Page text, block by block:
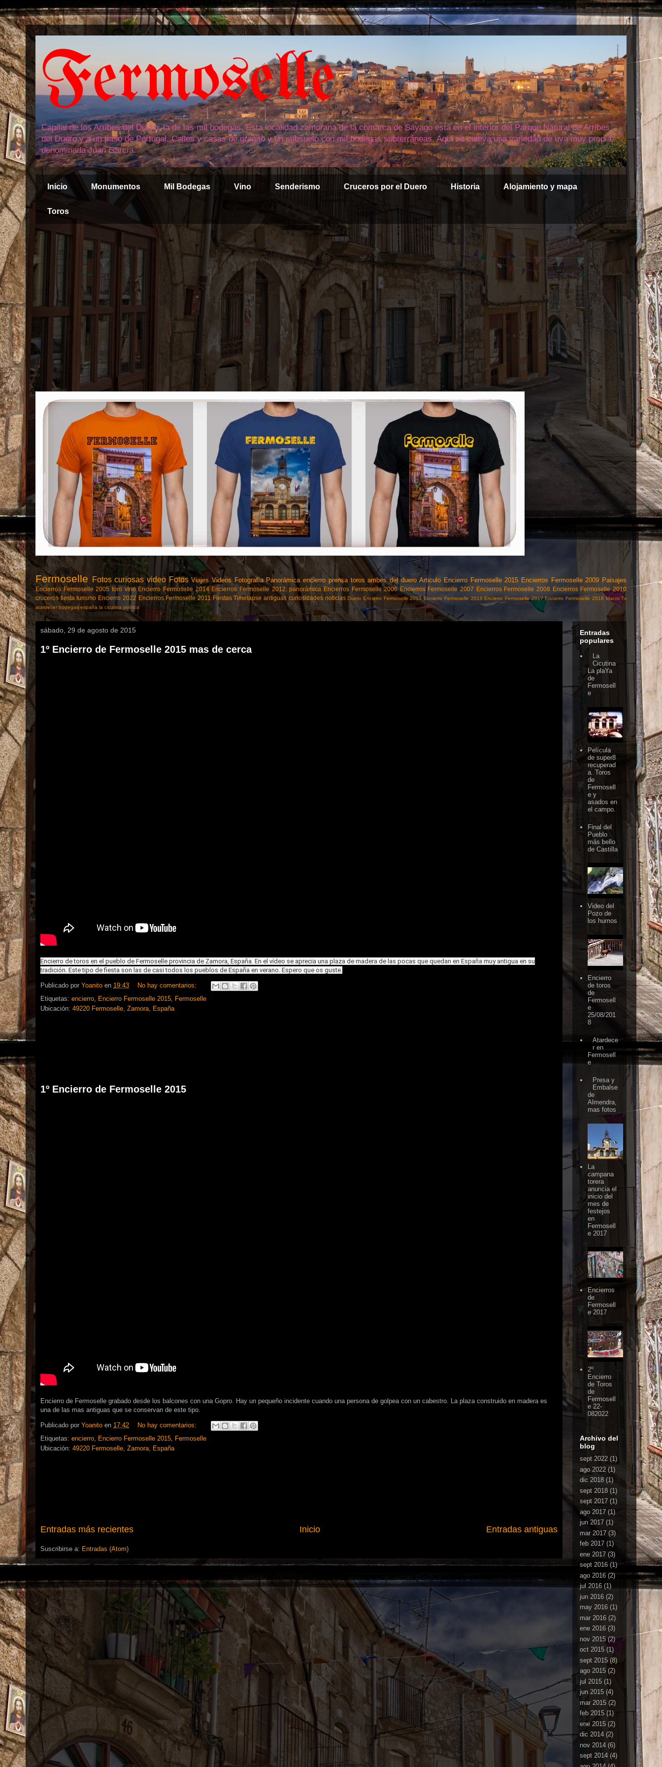
Fermoselle
Capital de los Arribes del Duero: la de las mil bodegas. Esta localidad zamorana de la comarca de Sayago está en el interior del Parque Natural de Arribes
del Duero y a un paso de Portugal. Calles y casas de granito y un subsuelo con mil bodegas subterráneas. Aquí se cultiva una variedad de uva muy propia,
denominada Juan García.
Inicio Monumentos Mil Bodegas Vino Senderismo Cruceros por el Duero Historia Alojamiento y mapa
Toros
Fermoselle Fotos curiosas video Fotos Viajes Videos Fotografía Panorámica encierro prensa toros arribes del duero Articulo Encierro Fermoselle 2015 Encierros Fermoselle 2009 Paisajes
Encierros Fermoselle 2005 toro vino Encierro Fermoselle 2014 Encierros Fermoselle 2012. panorámica Encierros Fermoselle 2006 Encierros Fermoselle 2007 Encierros Fermoselle 2008 Encierros Fermoselle 2010
cruceros fiesta turismo Encierro 2022 Encierros Fermoselle 2011 Fiestas Timelapse antiguas curiosidades noticias Duero Encierro Fermoselle 2013 Encierro Fermoselle 2016 Encierro Fermoselle 2017 Encierro Fermoselle 2018 Macro Tv
atardecer bodegas españa la cicutina política
sábado, 29 de agosto de 2015
1º Encierro de Fermoselle 2015 mas de cerca
Encierro de toros en el pueblo de Fermoselle provincia de Zamora, España. En el vídeo se aprecia una plaza de madera de las pocas que quedan en España muy antigua en su
tradición. Este tipo de fiesta son las de casi todos los pueblos de España en verano. Espero que os guste.
Publicado por Yoanito en 19:43
No hay comentarios:
Etiquetas: encierro, Encierro Fermoselle 2015, Fermoselle
Ubicación: 49220 Fermoselle, Zamora, España
1º Encierro de Fermoselle 2015
Encierro de Fermoselle grabado desde los balcones con una Gopro. Hay un pequeño incidente cuando una persona de golpea con un cabestro. La plaza construido en madera es
una de las mas antiguas que se conservan de este tipo.
Publicado por Yoanito en 17:42
No hay comentarios:
Etiquetas: encierro, Encierro Fermoselle 2015, Fermoselle
Ubicación: 49220 Fermoselle, Zamora, España
Entradas más recientes Entradas antiguas
Inicio
Suscribirse a: Entradas (Atom)
Entradas
populares
La
Cicutina
La plaYa
de
Fermosell
e
Película
de super8
recuperad
a. Toros
de
Fermosell
e y
asados en
el campo.
Final del
Pueblo
más bello
de Castilla
Video del
Pozo de
los humos
Encierro
de toros
de
Fermosell
e
25/08/201
8
Atardece
r en
Fermosell
e
Presa y
Embalse
de
Almendra,
mas fotos
La
campana
torera
anuncia el
inicio del
mes de
festejos
en
Fermosell
e 2017
Encierros
de
Fermosell
e 2017
2º
Encierro
de Toros
de
Fermosell
e 22-
082022
Archivo del
blog
sept 2022 (1)
ago 2022 (1)
dic 2018 (1)
sept 2018 (1)
sept 2017 (1)
ago 2017 (1)
jun 2017 (1)
mar 2017 (3)
feb 2017 (1)
ene 2017 (3)
sept 2016(1)
ago 2016 (2)
jul 2016 (1)
jun 2016 (2)
may 2016 (1)
mar 2016 (2)
ene 2016 (3)
nov 2015(2)
oct 2015 (1)
sept 2015 (8)
ago 2015 (2)
jul 2015 (1)
jun 2015 (4)
mar 2015 (2)
feb 2015 (1)
ene 2015 (2)
dic 2014 (2)
nov 2014 (6)
sept 2014 (4)